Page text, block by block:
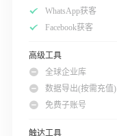
WhatsApp获客
Facebook获客
高级工具
全球企业库
数据导出(按需充值)
免费子账号
触达工具